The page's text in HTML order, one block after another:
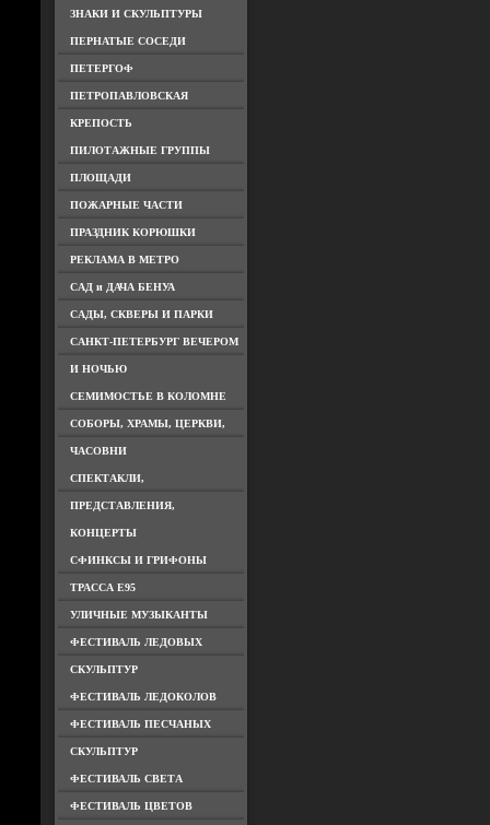
ЗНАКИ И СКУЛЬПТУРЫ
ПЕРНАТЫЕ СОСЕДИ
ПЕТЕРГОФ
ПЕТРОПАВЛОВСКАЯ
КРЕПОСТЬ
ПИЛОТАЖНЫЕ ГРУППЫ
ПЛОЩАДИ
ПОЖАРНЫЕ ЧАСТИ
ПРАЗДНИК КОРЮШКИ
РЕКЛАМА В МЕТРО
САД и ДАЧА БЕНУА
САДЫ, СКВЕРЫ И ПАРКИ
САНКТ-ПЕТЕРБУРГ ВЕЧЕРОМ
И НОЧЬЮ
СЕМИМОСТЬЕ В КОЛОМНЕ
СОБОРЫ, ХРАМЫ, ЦЕРКВИ,
ЧАСОВНИ
СПЕКТАКЛИ,
ПРЕДСТАВЛЕНИЯ,
КОНЦЕРТЫ
СФИНКСЫ И ГРИФОНЫ
ТРАССА Е95
УЛИЧНЫЕ МУЗЫКАНТЫ
ФЕСТИВАЛЬ ЛЕДОВЫХ
СКУЛЬПТУР
ФЕСТИВАЛЬ ЛЕДОКОЛОВ
ФЕСТИВАЛЬ ПЕСЧАНЫХ
СКУЛЬПТУР
ФЕСТИВАЛЬ СВЕТА
ФЕСТИВАЛЬ ЦВЕТОВ